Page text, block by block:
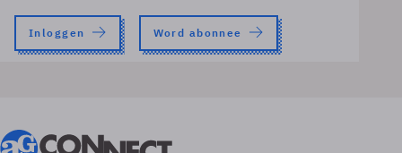
Inloggen Word abonnee